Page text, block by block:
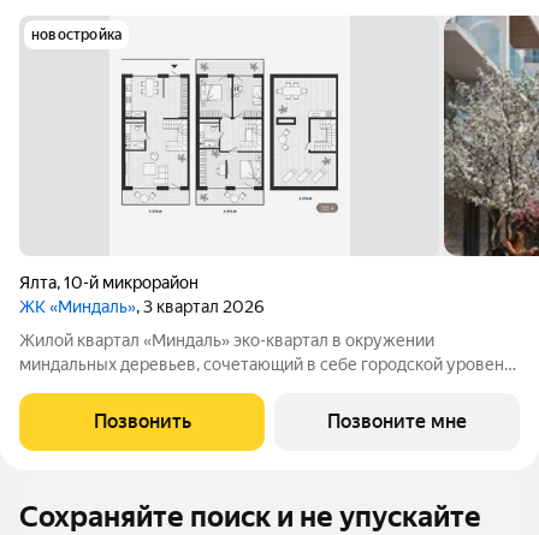
новостройка
Ялта,10-й микрорайон
ЖК «Миндаль», 3 квартал 2026
Жилой квартал «Миндаль» эко-квартал в окружении
миндальных деревьев, сочетающий в себе городской уровень
уюта загородной жизни. Жилой квартал «Миндаль»
расположен в Ялте природной сокровищнице
Позвонить Позвоните мне
Сохраняйте поиск и не упускайте